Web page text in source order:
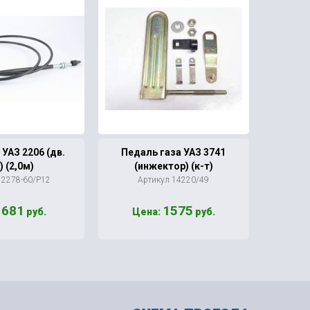
УАЗ 2206 (дв.
(2,0м)
2278-60/Р12
681 руб.
Педаль газа УАЗ 3741
(инжектор) (к-т)
Артикул 14220/49
Цена: 1575 руб.